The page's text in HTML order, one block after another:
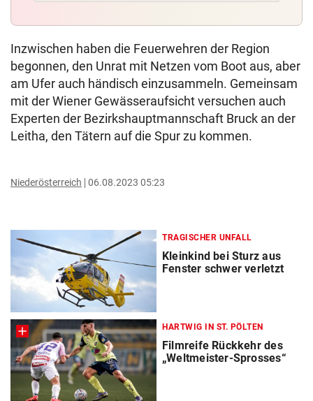
Inzwischen haben die Feuerwehren der Region
begonnen, den Unrat mit Netzen vom Boot aus, aber
am Ufer auch händisch einzusammeln. Gemeinsam
mit der Wiener Gewässeraufsicht versuchen auch
Experten der Bezirkshauptmannschaft Bruck an der
Leitha, den Tätern auf die Spur zu kommen.
Niederösterreich 06.08.2023 05:23
TRAGISCHER UNFALL
Kleinkind bei Sturz aus
Fenster schwer verletzt
HARTWIG IN ST. PÖLTEN
Filmreife Rückkehr des
„Weltmeister-Sprosses“